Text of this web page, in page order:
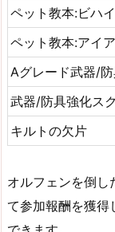
ペット教本:ビハ
ペット教本:アイ
Aグレード武器/
武器/防具強化ス
キルトの欠片
オルフェンを倒し
て参加報酬を獲得